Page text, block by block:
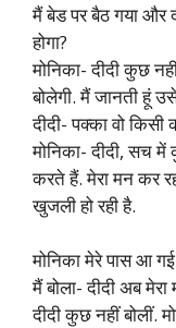
मैं बेड पर बैठ गया और
होगा?
मोनिका- दीदी कुछ
बोलेगी. मैं जानती हूं
दीदी- पक्का वो किसी
मोनिका- दीदी, सच
करते हैं. मेरा मन कर
खुजली हो रही है.
मोनिका मेरे पास आ
मैं बोला- दीदी अब
दीदी कुछ नहीं बोलीं.